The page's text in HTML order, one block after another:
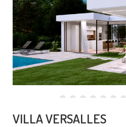
VILLA VERSALLES